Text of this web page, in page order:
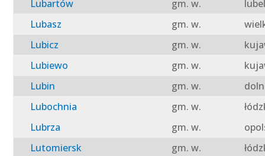
Lubartów gm. w.
Lubasz
gm. w.
Lubicz
gm. w.
Lubiewo
gm. w.
Lubin
gm. w.
Lubochnia
gm. w.
Lubrza
gm. w.
Lutomiersk
gm. w.